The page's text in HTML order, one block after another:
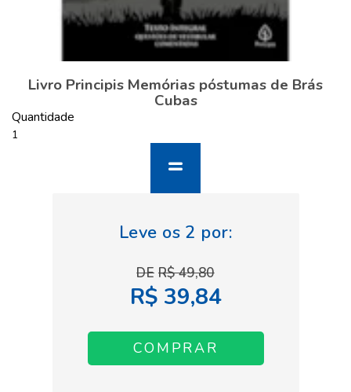
Livro Principis Memórias póstumas de Brás
Cubas
Quantidade
R$ 49,80
R$ 39,84